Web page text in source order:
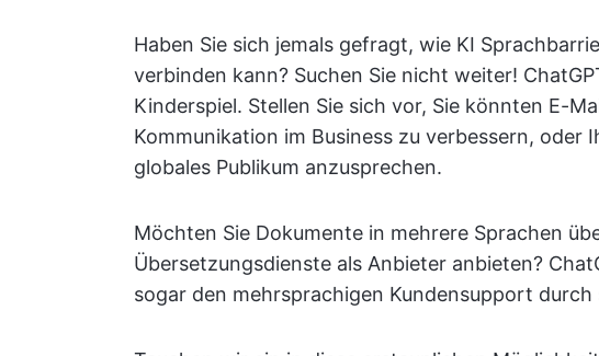
Haben Sie sich jemals gefragt, wie KI
verbinden kann? Suchen Sie nicht weiter!
Kinderspiel. Stellen Sie sich vor, Sie könnten E-
Kommunikation im Business zu verbessern, oder
globales Publikum anzusprechen.
Möchten Sie Dokumente in mehrere Sprachen
Übersetzungsdienste als Anbieter anbieten?
sogar den mehrsprachigen Kundensupport